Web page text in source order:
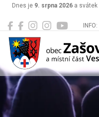
Dnes je 9. srpna 2026 a svátek
Zašová